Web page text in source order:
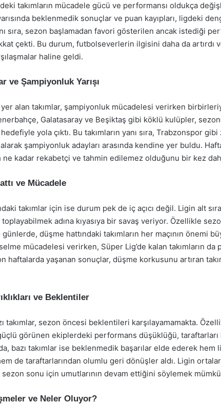
takımların mücadele gücü ve performansı oldukça
beklenmedik sonuçlar ve puan kayıpları, ligdeki
sıra, sezon başlamadan favori gösterilen ancak istediği
çekti. Bu durum, futbolseverlerin ilgisini daha da artırdı
haline geldi.
ve Şampiyonluk Yarışı
yer alan takımlar, şampiyonluk mücadelesi verirken
Galatasaray ve Beşiktaş gibi köklü kulüpler,
yola çıktı. Bu takımların yanı sıra, Trabzonspor
şampiyonluk adayları arasında kendine yer buldu.
kadar rekabetçi ve tahmin edilemez olduğunu bir kez
ve Mücadele
takımlar için ise durum pek de iç açıcı değil. Ligin alt
adına kıyasıya bir savaş veriyor. Özellikle
düşme hattındaki takımların her maçının önemi
mücadelesi verirken, Süper Lig’de kalan takımların da
haftalarda yaşanan sonuçlar, düşme korkusunu artıran
ve Beklentiler
takımlar, sezon öncesi beklentileri karşılayamamakta.
görünen ekiplerdeki performans düşüklüğü, taraftarları
bazı takımlar ise beklenmedik başarılar elde ederek hem
de taraftarlarından olumlu geri dönüşler aldı. Ligin
sezon sonu için umutlarının devam ettiğini söylemek
ve Neler Oluyor?